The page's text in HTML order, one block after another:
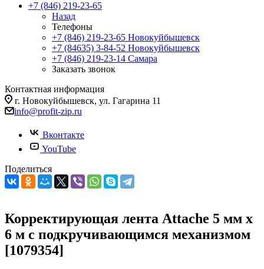
+7 (846) 219-23-65
Назад
Телефоны
+7 (846) 219-23-65 Новокуйбышевск
+7 (84635) 3-84-52 Новокуйбышевск
+7 (846) 219-23-14 Самара
Заказать звонок
Контактная информация
г. Новокуйбышевск, ул. Гагарина 11
info@profit-zip.ru
Вконтакте
YouTube
Поделиться
Корректирующая лента Attache 5 мм x
6 м с подкручивающимся механизмом
[1079354]